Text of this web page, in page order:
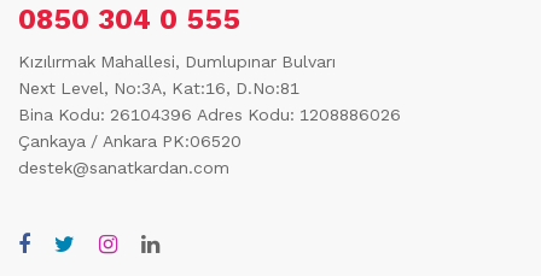
0850 304 0 555
Kızılırmak Mahallesi, Dumlupınar Bulvarı
Next Level, No:3A, Kat:16, D.No:81
Bina Kodu: 26104396 Adres Kodu: 1208886026
Çankaya / Ankara PK:06520
destek@sanatkardan.com